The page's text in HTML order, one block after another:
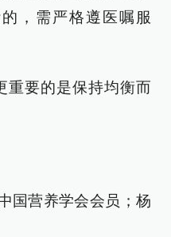
，需严格遵医嘱服
重要的是保持均衡而
国营养学会会员；杨